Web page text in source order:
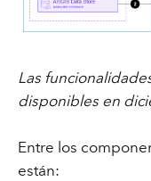
Las
disponibles en
Entre los
están: